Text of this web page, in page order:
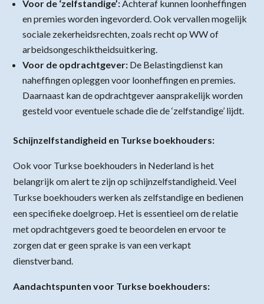
Voor de ‘zelfstandige’: Achteraf kunnen loonheffingen
en premies worden ingevorderd. Ook vervallen mogelijk
sociale zekerheidsrechten, zoals recht op WW of
arbeidsongeschiktheidsuitkering.
Voor de opdrachtgever: De Belastingdienst kan
naheffingen opleggen voor loonheffingen en premies.
Daarnaast kan de opdrachtgever aansprakelijk worden
gesteld voor eventuele schade die de ‘zelfstandige’ lijdt.
Schijnzelfstandigheid en Turkse boekhouders:
Ook voor Turkse boekhouders in Nederland is het
belangrijk om alert te zijn op schijnzelfstandigheid. Veel
Turkse boekhouders werken als zelfstandige en bedienen
een specifieke doelgroep. Het is essentieel om de relatie
met opdrachtgevers goed te beoordelen en ervoor te
zorgen dat er geen sprake is van een verkapt
dienstverband.
Aandachtspunten voor Turkse boekhouders: